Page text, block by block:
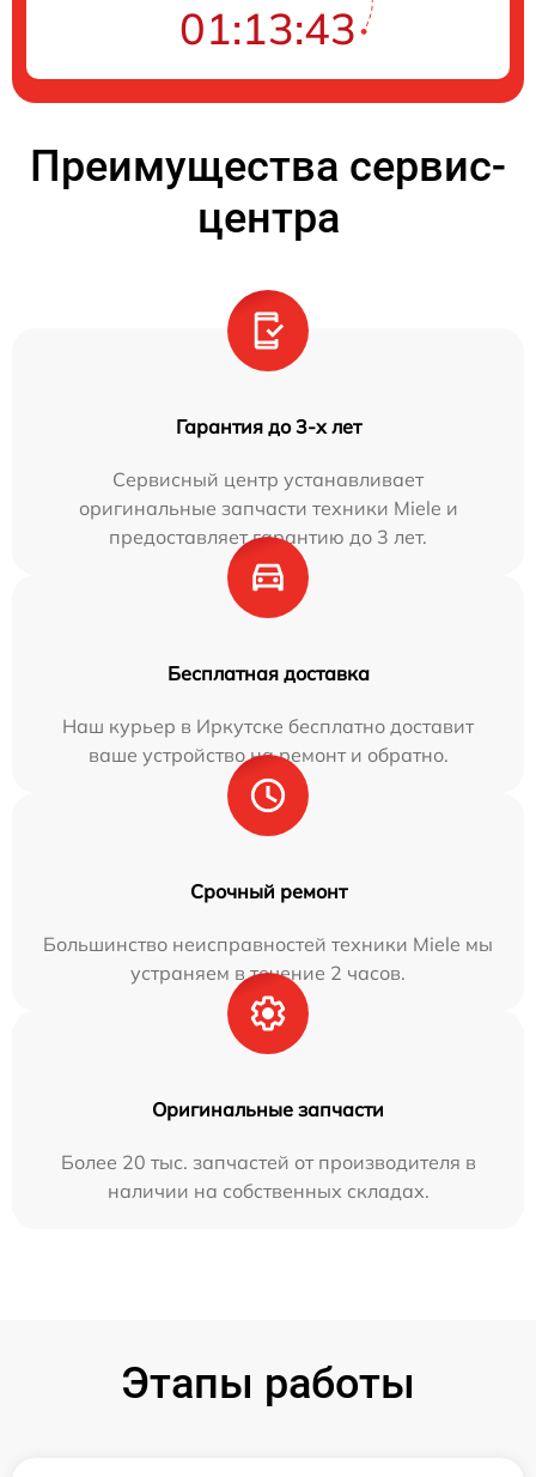
01:13:42
Преимущества сервис-
центра
Гарантия до 3-х лет
Сервисный центр устанавливает
оригинальные запчасти техники Miele и
предоставляет гарантию до 3 лет.
Бесплатная доставка
Наш курьер в Иркутске бесплатно доставит
ваше устройство на ремонт и обратно.
Срочный ремонт
Большинство неисправностей техники Miele мы
устраняем в течение 2 часов.
Оригинальные запчасти
Более 20 тыс. запчастей от производителя в
наличии на собственных складах.
Этапы работы